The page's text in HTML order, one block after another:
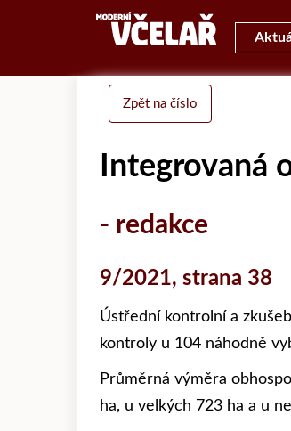
Zpět na číslo
Integrovaná
- redakce
9/2021, strana 38
Ústřední kontrolní a
kontroly u 104 náhodně
Průměrná výměra
ha, u velkých 723 ha a u